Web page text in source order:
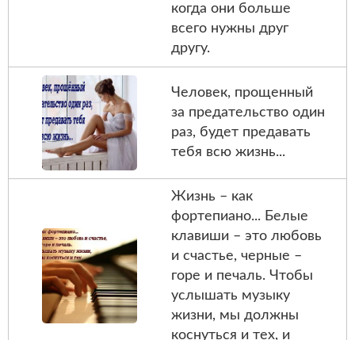
когда они больше
всего нужны друг
другу.
Человек, прощенный
за предательство один
раз, будет предавать
тебя всю жизнь...
Жизнь – как
фортепиано... Белые
клавиши – это любовь
и счастье, черные –
горе и печаль. Чтобы
услышать музыку
жизни, мы должны
коснуться и тех, и